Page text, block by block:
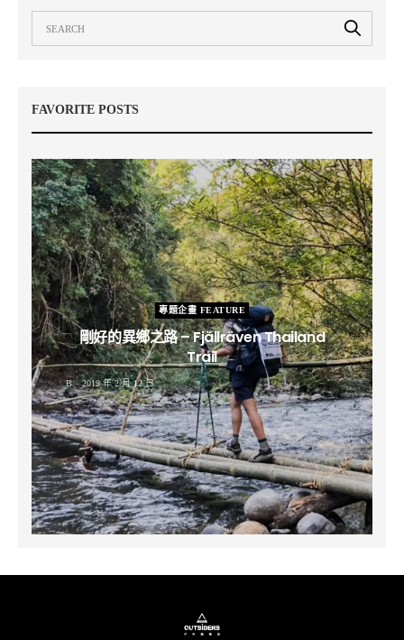
FAVORITE POSTS
專題企畫 FEATURE
剛好的異鄉之路 – Fjällräven Thailand
Trail
B 2019 年 2 月 12 日